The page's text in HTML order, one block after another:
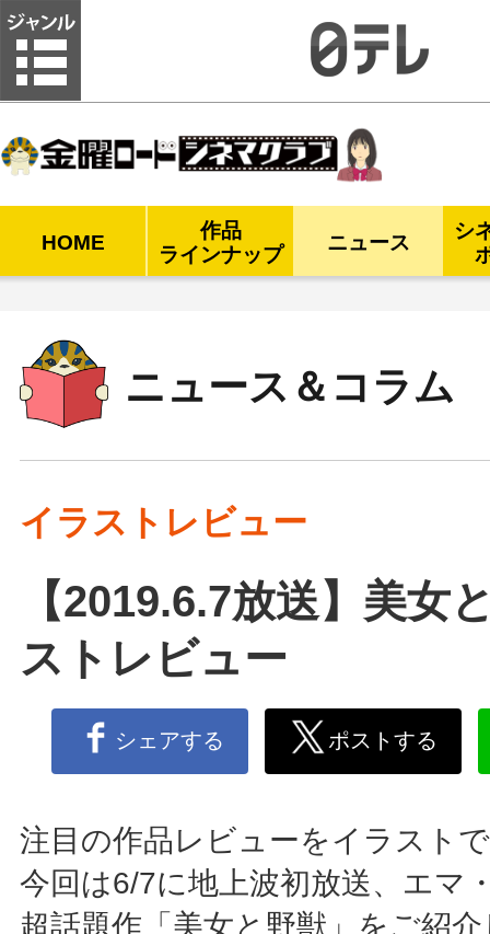
HOME
作品
ラインナップ
ニュース
シ
ニュース＆コラム
イラストレビュー
【2019.6.7放送】美
ストレビュー
シェアする ポストする
注目の作品レビューをイラスト
今回は6/7に地上波初放送、エマ
超話題作「美女と野獣」をご紹